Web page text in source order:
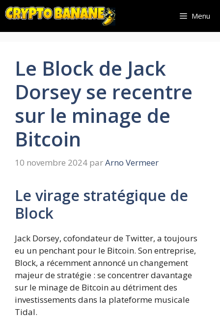
Aller
au
contenu
Menu
Le Block de Jack
Dorsey se recentre
sur le minage de
Bitcoin
10 novembre 2024 parArno Vermeer
Le virage stratégique de
Block
Jack Dorsey, cofondateur de Twitter, a toujours
eu un penchant pour le Bitcoin. Son entreprise,
Block, a récemment annoncé un changement
majeur de stratégie : se concentrer davantage
sur le minage de Bitcoin au détriment des
investissements dans la plateforme musicale
Tidal.